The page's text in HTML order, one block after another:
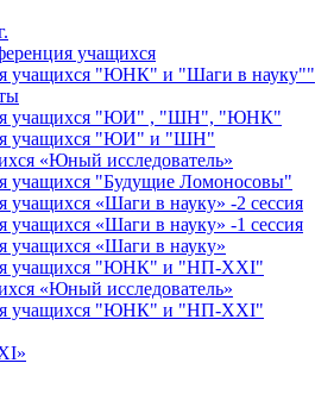
учащихся
учащихся "ЮНК" и "Шаги в науку""
учащихся "ЮИ" , "ШН", "ЮНК"
учащихся "ЮИ" и "ШН"
«Юный исследователь»
учащихся "Будущие Ломоносовы"
учащихся «Шаги в науку» -2 сессия
учащихся «Шаги в науку» -1 сессия
учащихся «Шаги в науку»
учащихся "ЮНК" и "НП-XXI"
«Юный исследователь»
учащихся "ЮНК" и "НП-XXI"